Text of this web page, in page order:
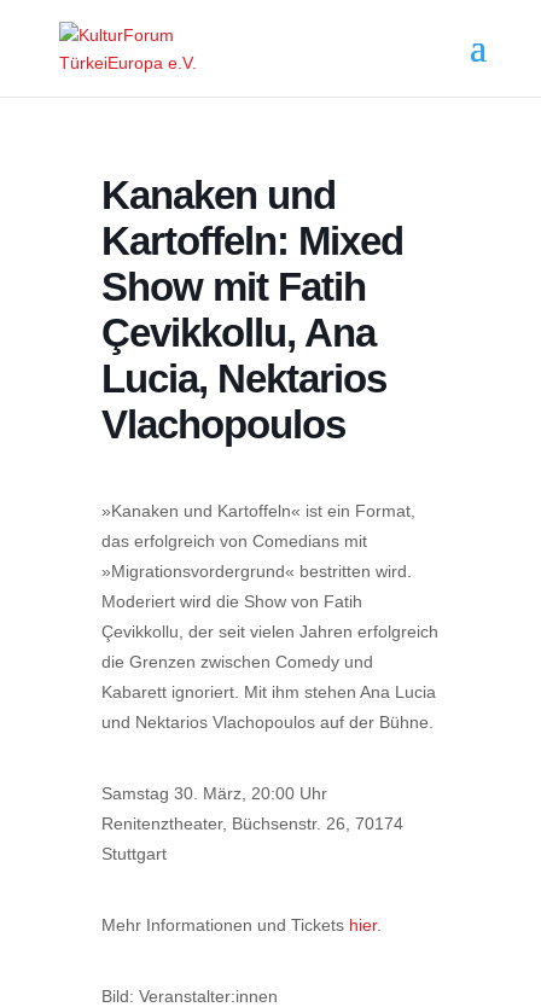
Kanaken und
Kartoffeln: Mixed
Show mit Fatih
Çevikkollu, Ana
Lucia, Nektarios
Vlachopoulos
»Kanaken und Kartoffeln« ist ein Format,
das erfolgreich von Comedians mit
»Migrationsvordergrund« bestritten wird.
Moderiert wird die Show von Fatih
Çevikkollu, der seit vielen Jahren erfolgreich
die Grenzen zwischen Comedy und
Kabarett ignoriert. Mit ihm stehen Ana Lucia
und Nektarios Vlachopoulos auf der Bühne.
Samstag 30. März, 20:00 Uhr
Renitenztheater, Büchsenstr. 26, 70174
Stuttgart
Mehr Informationen und Tickets hier.
Bild: Veranstalter:innen